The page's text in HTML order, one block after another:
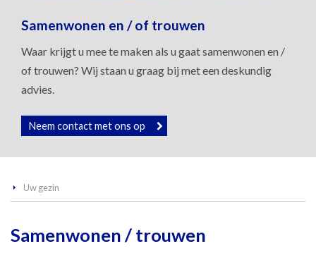
Samenwonen en / of trouwen
Waar krijgt u mee te maken als u gaat samenwonen en /
of trouwen? Wij staan u graag bij met een deskundig
advies.
Neem contact met ons op
Uw gezin
Samenwonen / trouwen